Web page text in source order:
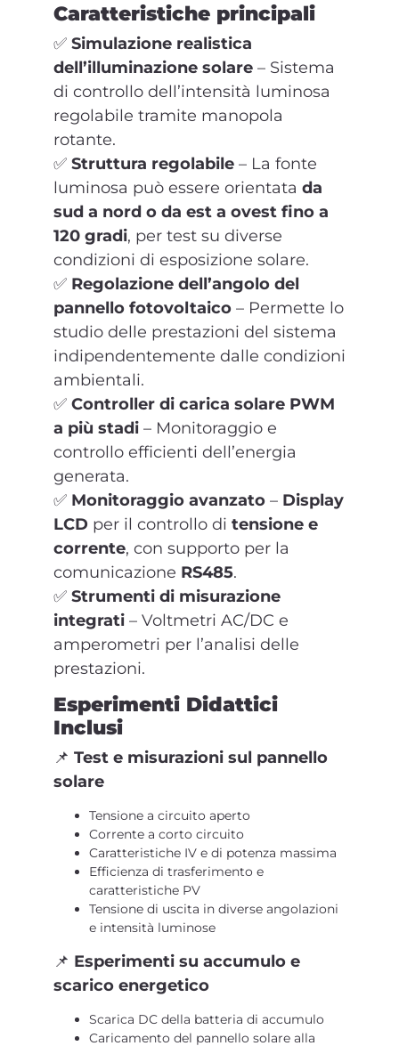
Caratteristiche principali
✅ Simulazione realistica
dell’illuminazione solare – Sistema
di controllo dell’intensità luminosa
regolabile tramite manopola
rotante.
✅ Struttura regolabile – La fonte
luminosa può essere orientata da
sud a nord o da est a ovest fino a
120 gradi, per test su diverse
condizioni di esposizione solare.
✅ Regolazione dell’angolo del
pannello fotovoltaico – Permette lo
studio delle prestazioni del sistema
indipendentemente dalle condizioni
ambientali.
✅ Controller di carica solare PWM
a più stadi – Monitoraggio e
controllo efficienti dell’energia
generata.
✅ Monitoraggio avanzato – Display
LCD per il controllo di tensione e
corrente, con supporto per la
comunicazione RS485.
✅ Strumenti di misurazione
integrati – Voltmetri AC/DC e
amperometri per l’analisi delle
prestazioni.
Esperimenti Didattici
Inclusi
📌 Test e misurazioni sul pannello
solare
Tensione a circuito aperto
Corrente a corto circuito
Caratteristiche IV e di potenza massima
Efficienza di trasferimento e
caratteristiche PV
Tensione di uscita in diverse angolazioni
e intensità luminose
📌 Esperimenti su accumulo e
scarico energetico
Scarica DC della batteria di accumulo
Caricamento del pannello solare alla